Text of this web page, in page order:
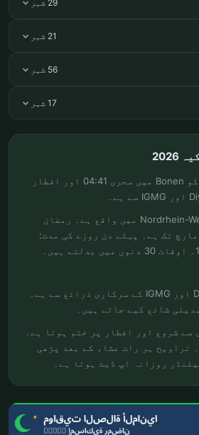
29 شہر
21 شہر
56 شہر
17 شہر
6 اگست 2026 جمعرات کو Bonen میں سحری 04:41 اور افطار
Bonen ریاست Nordrhein-Westfalen میں واقع ہے۔ رمضان
2026 18 فروری سے 19 مارچ تک ہے۔ پہلے دن روزے کی مدت:
امساکیہ ڈیٹا Diyanet اور IGMG کے سرکاری ذرائع سے ہے۔
سے شروع اور افطار پر ختم ہوتا ہے۔
رات ہے۔ تراویح ہر رات عشاء کے بعد پڑھی